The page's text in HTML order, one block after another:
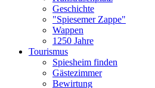
Geschichte
"Spiesemer Zappe"
Wappen
1250 Jahre
Tourismus
Spiesheim finden
Gästezimmer
Bewirtung